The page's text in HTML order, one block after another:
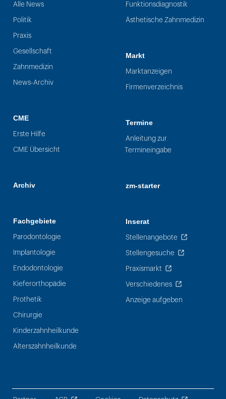
Alle News
Politik
Praxis
Gesellschaft
Zahnmedizin
News-Archiv
CME
Erste Hilfe
CME Übersicht
Archiv
Fachgebiete
Parodontologie
Implantologie
Endodontologie
Kieferorthopädie
Prothetik
Chirurgie
Kinderzahnheilkunde
Alterszahnheilkunde
Funktionsdiagnostik
Ästhetische Zahnmedizin
Markt
Marktanzeigen
Firmenverzeichnis
Termine
Anleitung zur
Termineingabe
zm-starter
Inserat
Stellenangebote
Stellengesuche
Praxismarkt
Verschiedenes
Anzeige aufgeben